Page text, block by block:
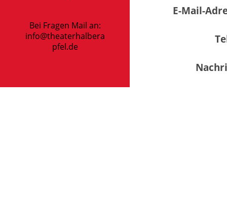
E-Mail-
Bei Fragen Mail an:
info@theaterhalbera
pfel.de